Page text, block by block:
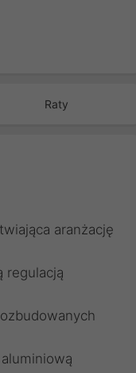
Raty
aranżację
regulacją